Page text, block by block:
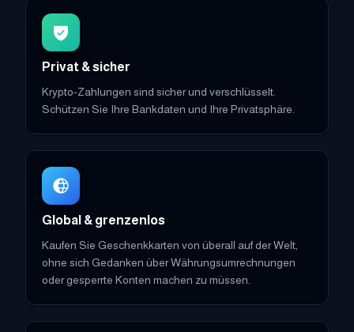
Privat & sicher
Krypto-Zahlungen sind sicher und verschlüsselt.
Schützen Sie Ihre Bankdaten und Ihre Privatsphäre.
Global & grenzenlos
Kaufen Sie Geschenkkarten von überall auf der Welt,
ohne sich Gedanken über Währungsumrechnungen
oder gesperrte Konten machen zu müssen.